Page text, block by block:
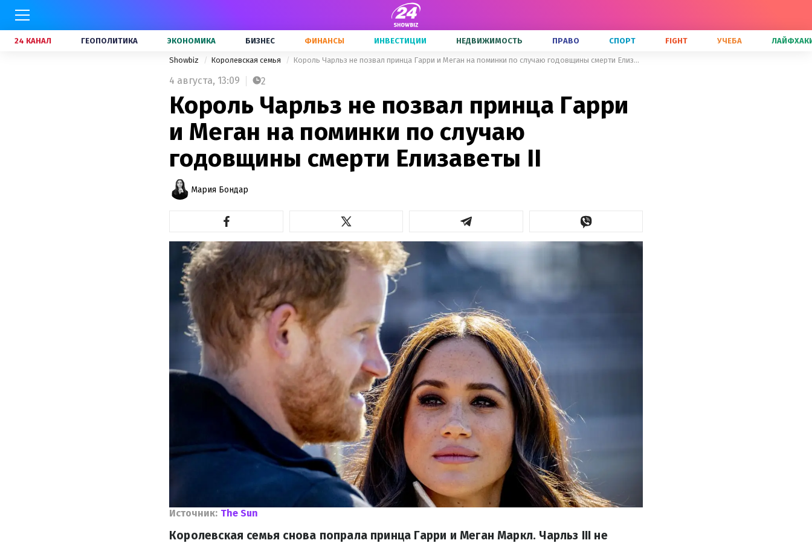
24 КАНАЛ ГЕОПОЛИТИКА ЭКОНОМИКА БИЗНЕС ФИНАНСЫ ИНВЕСТИЦИИ НЕДВИЖИМОСТЬ ПРАВО СПОРТ FIGHT УЧЕБА
Showbiz Королевская семья Король Чарльз не позвал принца Гарри и Меган на поминки по случаю годовщины смерти Елизаветы II
4 августа, 13:09 2
Король Чарльз не позвал принца Гарри
и Меган на поминки по случаю
годовщины смерти Елизаветы II
Мария Бондар
Источник: The Sun
Королевская семья снова попрала принца Гарри и Меган Маркл. Чарльз III не